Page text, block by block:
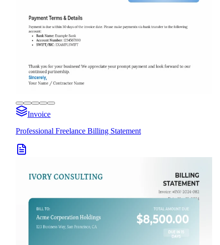
Invoice
Professional Freelance Billing Statement